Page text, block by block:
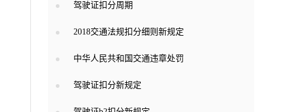
驾驶证扣分周期
2018交通法规扣分细则新规定
中华人民共和国交通违章处罚
驾驶证扣分新规定